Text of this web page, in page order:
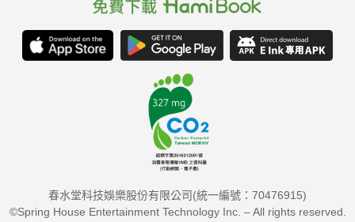
春水堂科技娛樂股份有限公司(統一編號：70476915)
©Spring House Entertainment Technology Inc. – All rights reserved.